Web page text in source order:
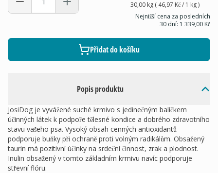
Popis produktu
JosiDog je vyvážené suché krmivo s jedinečným balíčkem
účinných látek k podpoře tělesné kondice a dobrého zdravotního
stavu vašeho psa. Vysoký obsah cenných antioxidantů
podporuje buňky při ochraně proti volným radikálům. Obsažený
taurin má pozitivní účinky na srdeční činnost, zrak a plodnost.
Inulin obsažený v tomto základním krmivu navíc podporuje
střevní flóru.
30,00 kg( 46,97 Kč/ 1 kg)
Nejnižší cena za posledních
30 dní: 1 339,00 Kč
Přidat do košíku